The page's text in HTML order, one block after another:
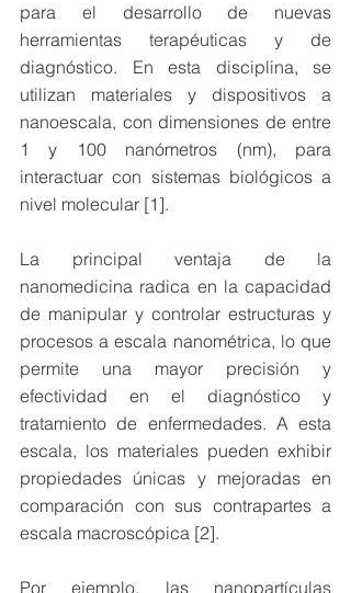
para el desarrollo de nuevas
herramientas terapéuticas y de
diagnóstico. En esta disciplina, se
utilizan materiales y dispositivos a
nanoescala, con dimensiones de entre
1 y 100 nanómetros (nm), para
interactuar con sistemas biológicos a
nivel molecular [1].
La principal ventaja de la
nanomedicina radica en la capacidad
de manipular y controlar estructuras y
procesos a escala nanométrica, lo que
permite una mayor precisión y
efectividad en el diagnóstico y
tratamiento de enfermedades. A esta
escala, los materiales pueden exhibir
propiedades únicas y mejoradas en
comparación con sus contrapartes a
escala macroscópica [2].
Por ejemplo, las nanopartículas